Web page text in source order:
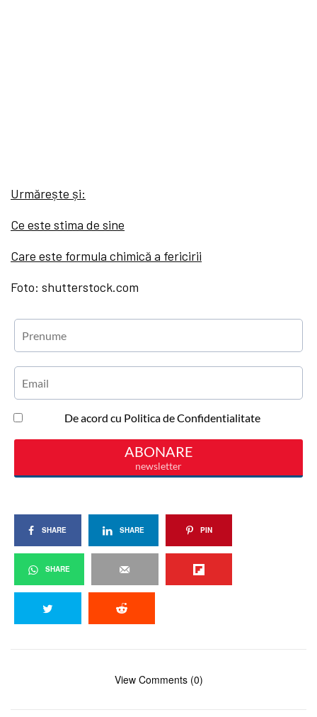
Urmărește și:
Ce este stima de sine
Care este formula chimică a fericirii
Foto: shutterstock.com
SHARE SHARE PIN
SHARE
View Comments (0)